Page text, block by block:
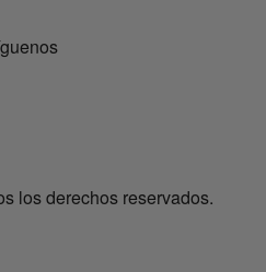
los derechos reservados.